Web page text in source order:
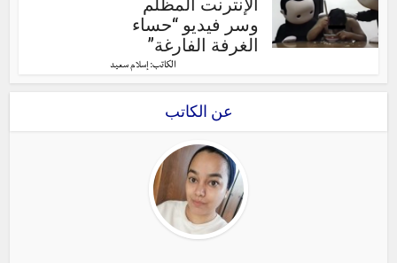
وسر فيديو “حساء
الغرفة الفارغة”
الكاتب: إسلام سعيد
عن الكاتب